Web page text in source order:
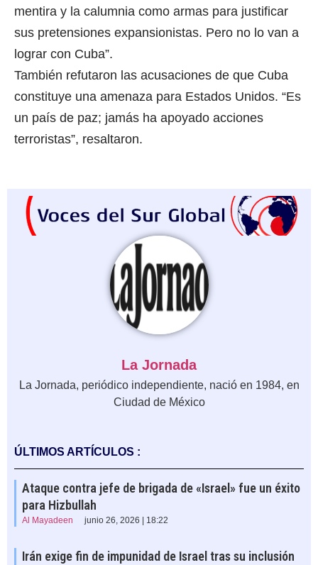
mentira y la calumnia como armas para justificar
sus pretensiones expansionistas. Pero no lo van a
lograr con Cuba”.
También refutaron las acusaciones de que Cuba
constituye una amenaza para Estados Unidos. “Es
un país de paz; jamás ha apoyado acciones
terroristas”, resaltaron.
La Jornada
La Jornada, periódico independiente, nació en 1984, en
Ciudad de México
ÚLTIMOS ARTÍCULOS :
Ataque contra jefe de brigada de «Israel» fue un éxito
para Hizbullah
Al Mayadeen junio 26, 2026 | 18:22
Irán exige fin de impunidad de Israel tras su inclusión